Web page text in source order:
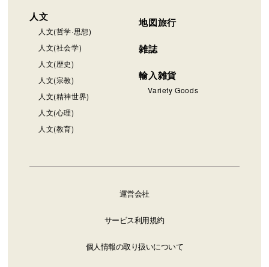
人文
人文(哲学·思想)
人文(社会学)
人文(歴史)
人文(宗教)
人文(精神世界)
人文(心理)
人文(教育)
地図旅行
雑誌
輸入雑貨
Variety Goods
運営会社
サービス利用規約
個人情報の取り扱いについて